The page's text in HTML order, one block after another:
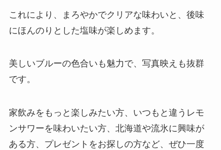
これにより、まろやかでクリアな味わいと、後味
にほんのりとした塩味が楽しめます。
美しいブルーの色合いも魅力で、写真映えも抜群
です。
家飲みをもっと楽しみたい方、いつもと違うレモ
ンサワーを味わいたい方、北海道や流氷に興味が
ある方、プレゼントをお探しの方など、ぜひ一度